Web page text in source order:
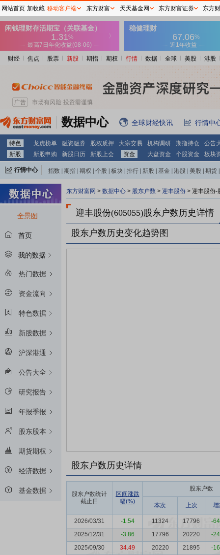
财经 焦点 股票 新股 期指 期权 行情 数据 全球 美股 港股
数据中心 全球财经快讯 行情中
特色 龙虎榜单 融资融券 股权质押 大宗交易 机构调研 期指持仓
公告
新股
新股申购 新股日历 新股上会 资金 大盘资金 个股资金 板块
行情中心 指数 期指 期权 个股 板块 排行 新股 基金 港股 美股 期货
全景图
首页
我的数据
热门数据
资金流向
特色数据
新股数据
沪深港通
公告大全
研究报告
年报季报
股东股本
期货期权
经济数据
基金数据
东方财富网 > 数据中心 > 股东户数 > 迎丰股份 > 迎丰股份-
迎丰股份(605055)股东户数历史详情
股东户数历史变化趋势图
股东户数历史详情
股东户数统计
截止日
区间涨跌
幅(%)
股东户数
本次 上次 增
2026/03/31 -1.54 11324 17796
-
2025/12/31
-3.86 17796 20220
-
2025/09/30
34.49 20220 21895
-
网站首页 加收藏 移动客户端 东方财富 天天基金网 东方财富证券 东方